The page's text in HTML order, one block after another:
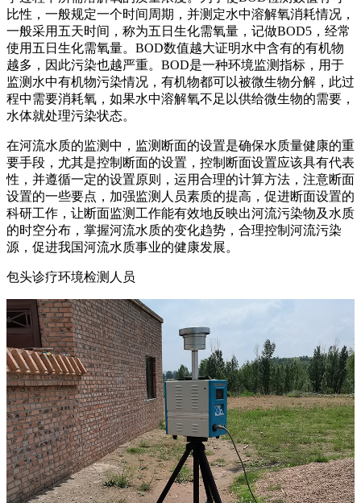
比性，一般规定一个时间周期，并测定水中溶解氧消耗情况，
一般采用五天时间，称为五日生化需氧量，记做BOD5，经常
使用五日生化需氧量。BOD数值越大证明水中含有的有机物
越多，因此污染也越严重。BOD是一种环境监测指标，用于
监测水中有机物污染情况，有机物都可以被微生物分解，此过
程中需要消耗氧，如果水中溶解氧不足以供给微生物的需要，
水体就处理污染状态。
在河流水质的监测中，监测断面的设置是确保水质量健康的重
要手段，尤其是控制断面的设置，控制断面设置应该具有代表
性，并遵循一定的设置原则，运用合理的计算方法，注意断面
设置的一些要点，加强监测人员素质的提高，促进断面设置的
科研工作，让断面监测工作能有效地反映出河流污染物及水质
的时空分布，掌握河流水质的变化趋势，合理控制河流污染
源，促进我国河流水质事业的健康发展。
包头诊疗环境检测人员